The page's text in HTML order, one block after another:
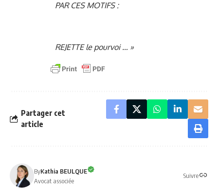
PAR CES MOTIFS :
REJETTE le pourvoi … »
Partager cet
article
ByKathia BEULQUE
Avocat associée
Suivre